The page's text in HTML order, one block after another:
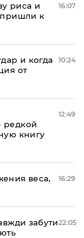
риса и
пришли к
16:07
и когда
от
10:24
редкой
книгу
12:49
веса,
16:29
забути22:05